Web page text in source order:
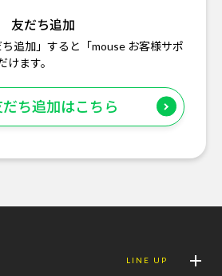
友だち追加
追加」すると「mouse お客様サポ
ます。
だち追加はこちら
LINE UP